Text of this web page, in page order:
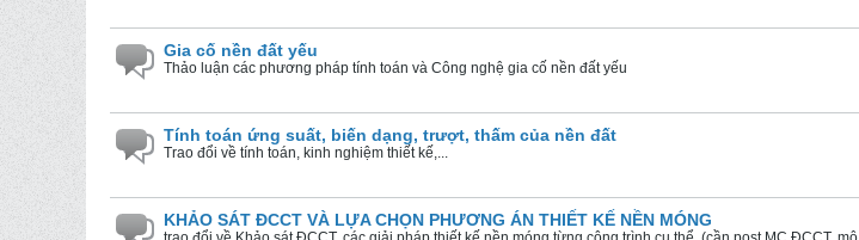
Gia cố nền đất yếu
Thảo luận các phương pháp tính toán và Công nghệ gia cố nền đất yếu
Tính toán ứng suất, biến dạng, trượt, thấm của nền đất
Trao đổi về tính toán, kinh nghiệm thiết kế,...
KHẢO SÁT ĐCCT VÀ LỰA CHỌN PHƯƠNG ÁN THIẾT KẾ NỀN MÓNG